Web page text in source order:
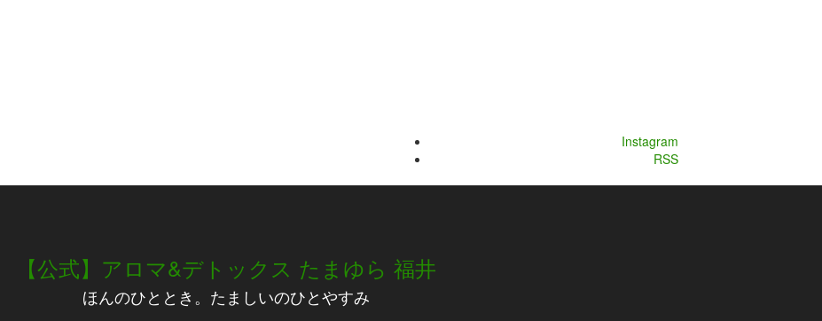
Instagram
RSS
【公式】アロマ&デトックス たまゆら 福井
ほんのひととき。たましいのひとやすみ